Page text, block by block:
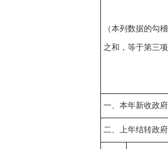
（本列数据的勾
之和，等于第三
一、本年新收政
二、上年结转政